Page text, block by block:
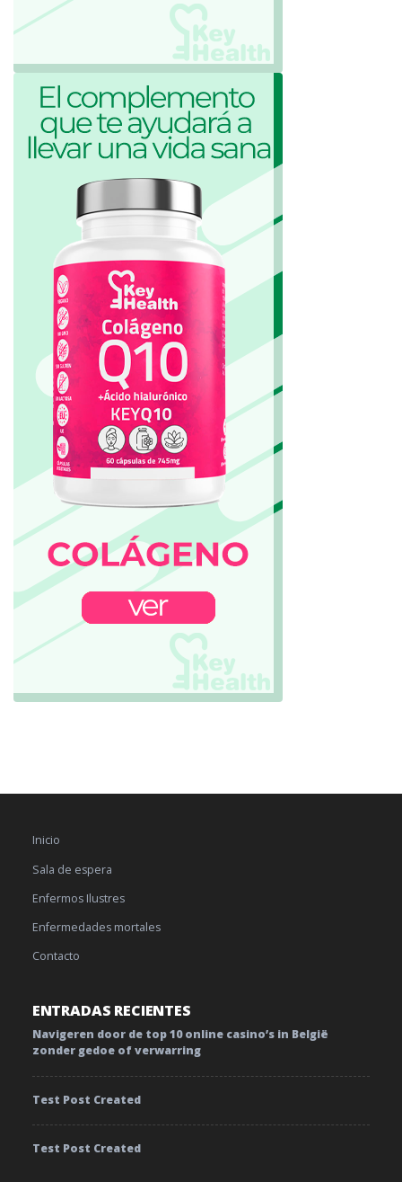
Inicio
Sala de espera
Enfermos Ilustres
Enfermedades mortales
Contacto
ENTRADAS RECIENTES
Navigeren door de top 10 online casino’s in België
zonder gedoe of verwarring
Test Post Created
Test Post Created